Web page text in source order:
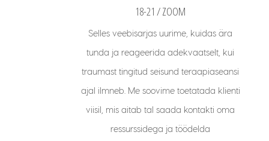
18-21 / ZOOM
Selles veebisarjas uurime, kuidas ära
tunda ja reageerida adekvaatselt, kui
traumast tingitud seisund teraapiaseansi
ajal ilmneb. Me soovime toetatada klienti
viisil, mis aitab tal saada kontakti oma
ressurssidega ja töödelda